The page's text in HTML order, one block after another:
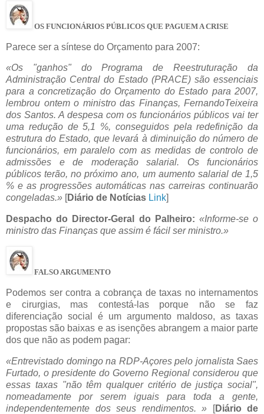
OS FUNCIONÁRIOS PÚBLICOS QUE PAGUEM A CRISE
Parece ser a síntese do Orçamento para 2007:
«Os "ganhos" do Programa de Reestruturação da
Administração Central do Estado (PRACE) são essenciais
para a concretização do Orçamento do Estado para 2007,
lembrou ontem o ministro das Finanças, FernandoTeixeira
dos Santos. A despesa com os funcionários públicos vai ter
uma redução de 5,1 %, conseguidos pela redefinição da
estrutura do Estado, que levará à diminuição do número de
funcionários, em paralelo com as medidas de controlo de
admissões e de moderação salarial. Os funcionários
públicos terão, no próximo ano, um aumento salarial de 1,5
% e as progressões automáticas nas carreiras continuarão
congeladas.» [Diário de Notícias Link]
Despacho do Director-Geral do Palheiro: «Informe-se o
ministro das Finanças que assim é fácil ser ministro.»
FALSO ARGUMENTO
Podemos ser contra a cobrança de taxas no internamentos
e cirurgias, mas contestá-las porque não se faz
diferenciação social é um argumento maldoso, as taxas
propostas são baixas e as isenções abrangem a maior parte
dos que não as podem pagar:
«Entrevistado domingo na RDP-Açores pelo jornalista Saes
Furtado, o presidente do Governo Regional considerou que
essas taxas "não têm qualquer critério de justiça social",
nomeadamente por serem iguais para toda a gente,
independentemente dos seus rendimentos. »
[Diário de